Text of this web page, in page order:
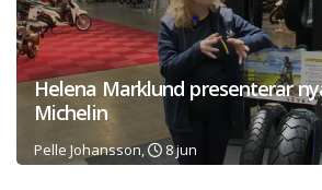
Helena Marklund presenterar
Michelin
Pelle Johansson, 8 jun